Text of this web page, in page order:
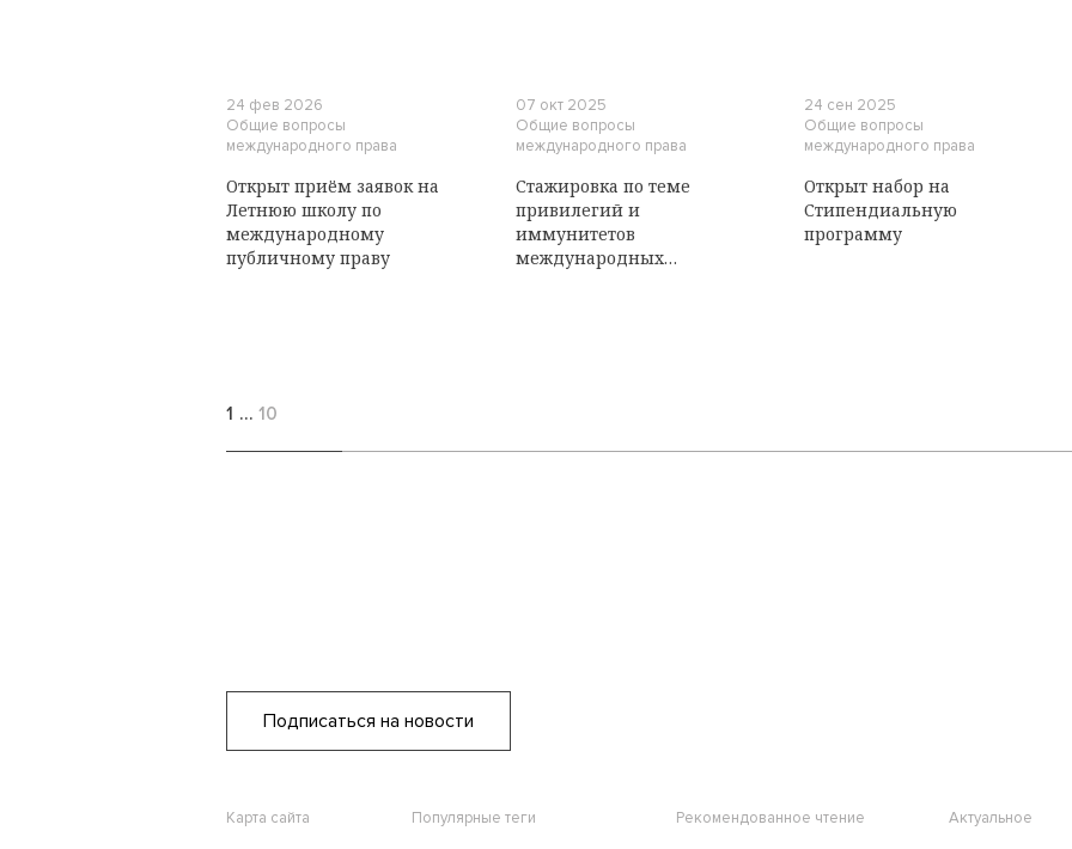
24 фев 2026
Общие вопросы
международного права
Открыт приём заявок на
Летнюю школу по
международному
публичному праву
07 окт 2025
Общие вопросы
международного права
Стажировка по теме
привилегий и
иммунитетов
международных
24 сен 2025
Общие вопросы
международного права
Открыт набор на
Стипендиальную
программу
1 … 10
Подписаться на новости
Карта сайта Популярные теги Рекомендованное чтение Актуальное